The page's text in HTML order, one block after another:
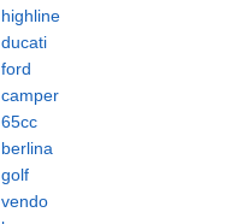
highline
ducati
ford
camper
65cc
berlina
golf
vendo